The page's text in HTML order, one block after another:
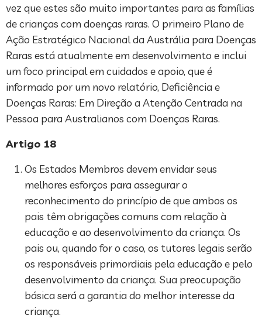
vez que estes são muito importantes para as famílias
de crianças com doenças raras. O primeiro Plano de
Ação Estratégico Nacional da Austrália para Doenças
Raras está atualmente em desenvolvimento e inclui
um foco principal em cuidados e apoio, que é
informado por um novo relatório, Deficiência e
Doenças Raras: Em Direção a Atenção Centrada na
Pessoa para Australianos com Doenças Raras.
Artigo 18
Os Estados Membros devem envidar seus
melhores esforços para assegurar o
reconhecimento do princípio de que ambos os
pais têm obrigações comuns com relação à
educação e ao desenvolvimento da criança. Os
pais ou, quando for o caso, os tutores legais serão
os responsáveis primordiais pela educação e pelo
desenvolvimento da criança. Sua preocupação
básica será a garantia do melhor interesse da
criança.